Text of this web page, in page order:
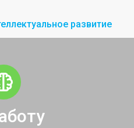
развитие